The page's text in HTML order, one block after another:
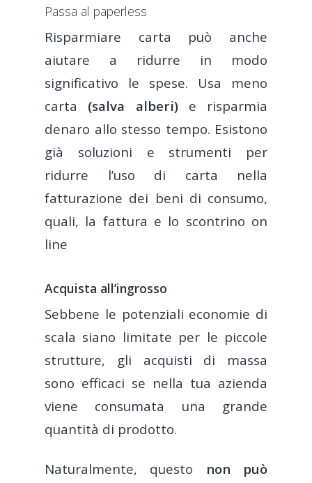
Passa al paperless
Risparmiare carta può anche
aiutare a ridurre in modo
significativo le spese. Usa meno
carta (salva alberi)e risparmia
denaro allo stesso tempo. Esistono
già soluzioni e strumenti per
ridurre l’uso di carta nella
fatturazione dei beni di consumo,
quali, la fattura e lo scontrino on
line
Acquista all’ingrosso
Sebbene le potenziali economie di
scala siano limitate per le piccole
strutture, gli acquisti di massa
sono efficaci se nella tua azienda
viene consumata una grande
quantità di prodotto.
Naturalmente, questo non può